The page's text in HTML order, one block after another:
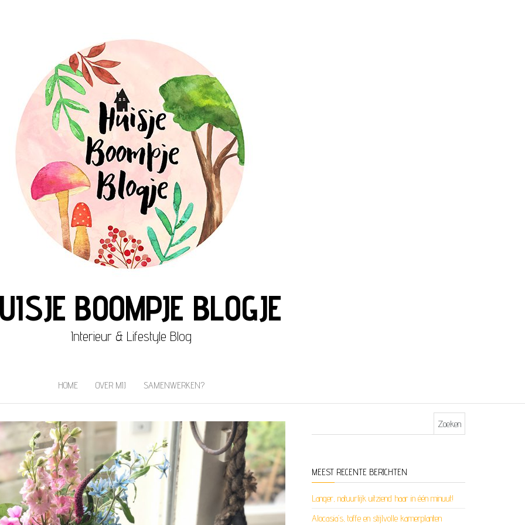
BOOMPJE BLOGJE
Interieur & Lifestyle Blog
HOME OVER MIJ SAMENWERKEN?
MEEST RECENTE BERICHTEN
Langer, natuurlijk uitziend haar in één minuut!
Alocasia’s, toffe en stijlvolle kamerplanten